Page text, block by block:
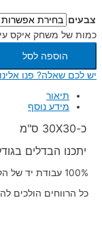
צבעים
כמות של משחק איקס
הוספה לסל
יש לכם שאלה? פנו
תיאור
מידע נוסף
כ-30X30 ס"מ
יתכנו הבדלים
כל הרווחים הולכים